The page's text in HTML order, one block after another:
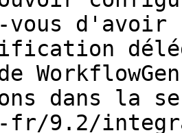
vous d'avoir
dans la
fr/9.2/